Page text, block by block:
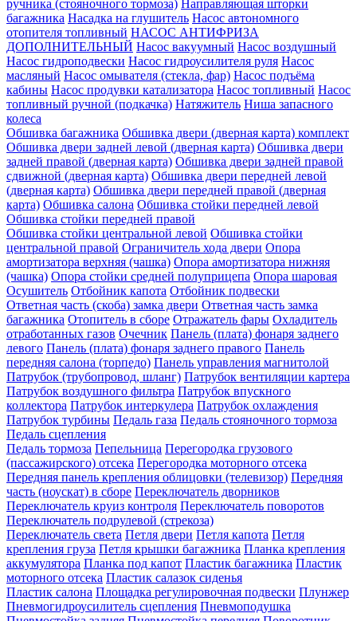
ручника (стояночного тормоза) Направляющая шторки
багажника Насадка на глушитель Насос автономного
отопителя топливный НАСОС АНТИФРИЗА
ДОПОЛНИТЕЛЬНЫЙ Насос вакуумный Насос воздушный
Насос гидроподвески Насос гидроусилителя руля Насос
масляный Насос омывателя (стекла, фар) Насос подъёма
кабины Насос продувки катализатора Насос топливный Насос
топливный ручной (подкачка) Натяжитель Ниша запасного
колеса
Обшивка багажника Обшивка двери (дверная карта) комплект
Обшивка двери задней левой (дверная карта) Обшивка двери
задней правой (дверная карта) Обшивка двери задней правой
сдвижной (дверная карта) Обшивка двери передней левой
(дверная карта) Обшивка двери передней правой (дверная
карта) Обшивка салона Обшивка стойки передней левой
Обшивка стойки передней правой
Обшивка стойки центральной левой Обшивка стойки
центральной правой Ограничитель хода двери Опора
амортизатора верхняя (чашка) Опора амортизатора нижняя
(чашка) Опора стойки средней полуприцепа Опора шаровая
Осушитель Отбойник капота Отбойник подвески
Ответная часть (скоба) замка двери Ответная часть замка
багажника Отопитель в сборе Отражатель фары Охладитель
отработанных газов Очечник Панель (плата) фонаря заднего
левого Панель (плата) фонаря заднего правого Панель
передняя салона (торпедо) Панель управления магнитолой
Патрубок (трубопровод, шланг) Патрубок вентиляции картера
Патрубок воздушного фильтра Патрубок впускного
коллектора Патрубок интеркулера Патрубок охлаждения
Патрубок турбины Педаль газа Педаль стояночного тормоза
Педаль сцепления
Педаль тормоза Пепельница Перегородка грузового
(пассажирского) отсека Перегородка моторного отсека
Передняя панель крепления облицовки (телевизор) Передняя
часть (ноускат) в сборе Переключатель дворников
Переключатель круиз контроля Переключатель поворотов
Переключатель подрулевой (стрекоза)
Переключатель света Петля двери Петля капота Петля
крепления груза Петля крышки багажника Планка крепления
аккумулятора Планка под капот Пластик багажника Пластик
моторного отсека Пластик салазок сиденья
Пластик салона Площадка регулировочная подвески Плунжер
Пневмогидроусилитель сцепления Пневмоподушка